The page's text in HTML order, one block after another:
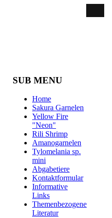
SUB MENU
Home
Sakura Garnelen
Yellow Fire
"Neon"
Rili Shrimp
Amanogarnelen
Tylomelania sp.
mini
Abgabetiere
Kontaktformular
Informative
Links
Themenbezogene
Literatur